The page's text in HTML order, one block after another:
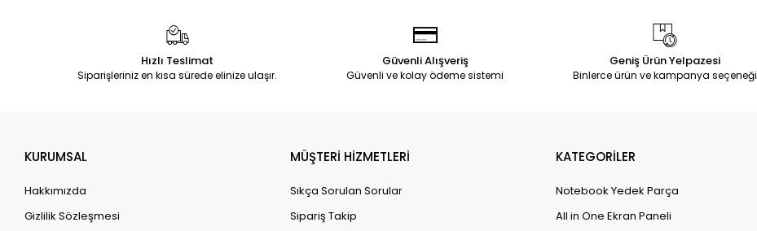
Hızlı Teslimat
Siparişleriniz en kısa sürede elinize ulaşır.
Güvenli Alışveriş
Güvenli ve kolay ödeme sistemi
Geniş Ürün Yelpazesi
Binlerce ürün ve kampanya seçeneği
KURUMSAL
Hakkımızda
Gizlilik Sözleşmesi
MÜŞTERİ HİZMETLERİ
Sıkça Sorulan Sorular
Sipariş Takip
KATEGORİLER
Notebook Yedek Parça
All in One Ekran Paneli